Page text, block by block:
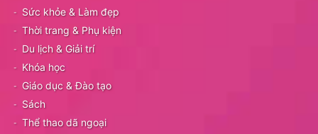
Sức khỏe & Làm đẹp
Thời trang & Phụ kiện
Du lịch & Giải trí
Khóa học
Giáo dục & Đào tạo
Sách
Thể thao dã ngoại